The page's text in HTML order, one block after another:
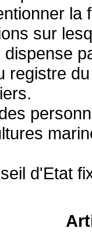
la
sur
registre
d'Etat